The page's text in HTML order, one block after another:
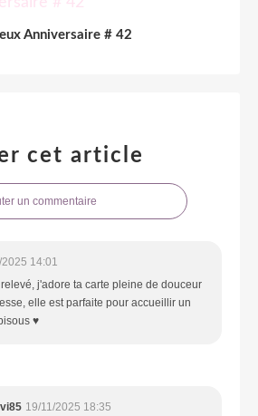
Anniversaire # 42
cet article
un commentaire
14:01
j'adore ta carte pleine de douceur
elle est parfaite pour accueillir un
♥
19/11/2025 18:35